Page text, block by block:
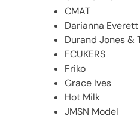
CMAT
Darianna Everett
Durand Jones &
FCUKERS
Friko
Grace Ives
Hot Milk
JMSN Model